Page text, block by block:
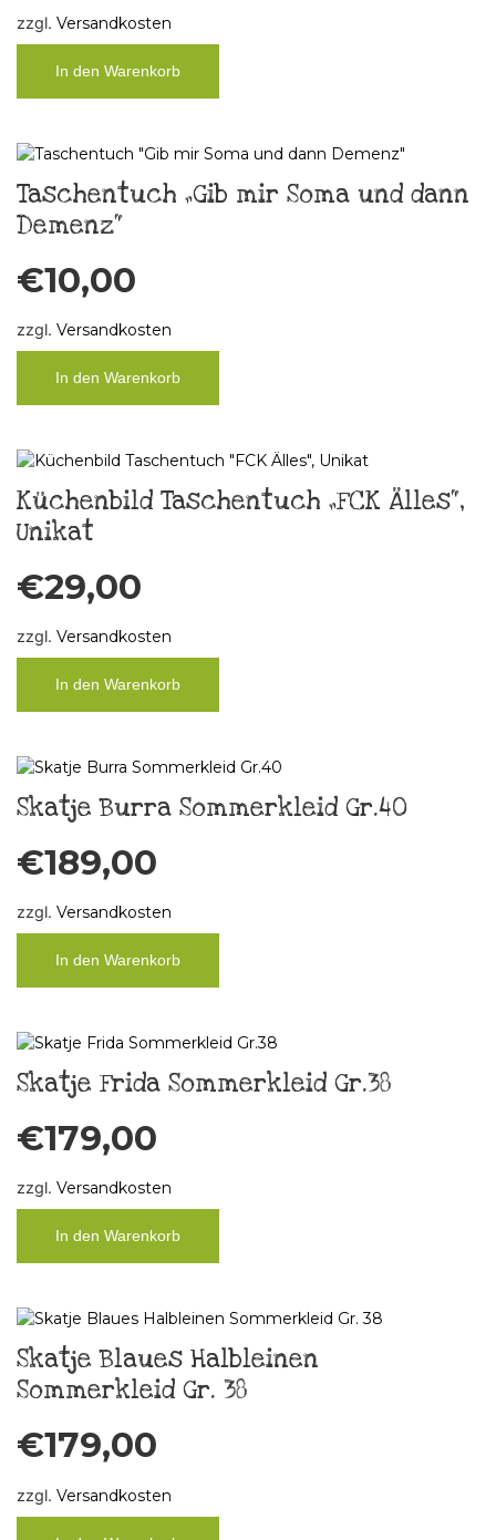
zzgl. Versandkosten
In den Warenkorb
Taschentuch „Gib mir Soma und dann
Demenz“
€10,00
zzgl. Versandkosten
In den Warenkorb
Küchenbild Taschentuch „FCK Älles“,
Unikat
€29,00
zzgl. Versandkosten
In den Warenkorb
Skatje Burra Sommerkleid Gr.40
€189,00
zzgl. Versandkosten
In den Warenkorb
Skatje Frida Sommerkleid Gr.38
€179,00
zzgl. Versandkosten
In den Warenkorb
Skatje Blaues Halbleinen
Sommerkleid Gr. 38
€179,00
zzgl. Versandkosten